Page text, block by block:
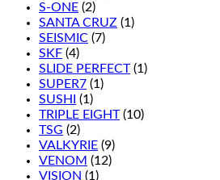
S-ONE (2)
SANTA CRUZ (1)
SEISMIC (7)
SKF (4)
SLIDE PERFECT (1)
SUPER7 (1)
SUSHI
(1)
TRIPLE EIGHT (10)
TSG (2)
VALKYRIE (9)
VENOM (12)
VISION (1)